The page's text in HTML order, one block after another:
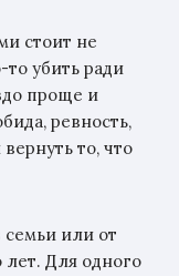
стоит не
то убить ради
проще и
ревность,
то, что
или от
Для одного